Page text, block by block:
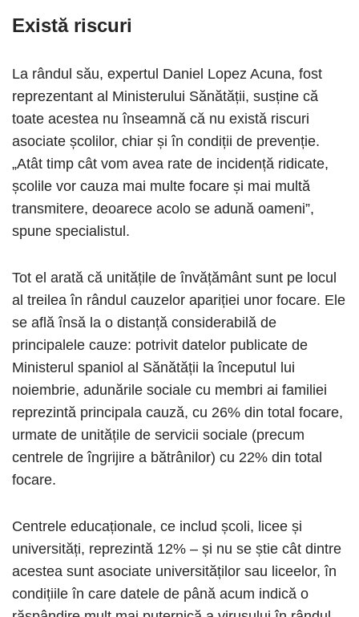
Există riscuri
La rândul său, expertul Daniel Lopez Acuna, fost
reprezentant al Ministerului Sănătății, susține că
toate acestea nu înseamnă că nu există riscuri
asociate școlilor, chiar și în condiții de prevenție.
„Atât timp cât vom avea rate de incidență ridicate,
școlile vor cauza mai multe focare și mai multă
transmitere, deoarece acolo se adună oameni”,
spune specialistul.
Tot el arată că unitățile de învățământ sunt pe locul
al treilea în rândul cauzelor apariției unor focare. Ele
se află însă la o distanță considerabilă de
principalele cauze: potrivit datelor publicate de
Ministerul spaniol al Sănătății la începutul lui
noiembrie, adunările sociale cu membri ai familiei
reprezintă principala cauză, cu 26% din total focare,
urmate de unitățile de servicii sociale (precum
centrele de îngrijire a bătrânilor) cu 22% din total
focare.
Centrele educaționale, ce includ școli, licee și
universități, reprezintă 12% – și nu se știe cât dintre
acestea sunt asociate universităților sau liceelor, în
condițiile în care datele de până acum indică o